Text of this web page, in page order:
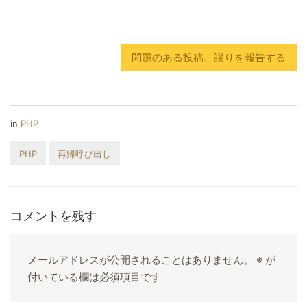
問題のある投稿、誤りを報告する
in PHP
PHP 再帰呼び出し
コメントを残す
メールアドレスが公開されることはありません。 ※ が
付いている欄は必須項目です